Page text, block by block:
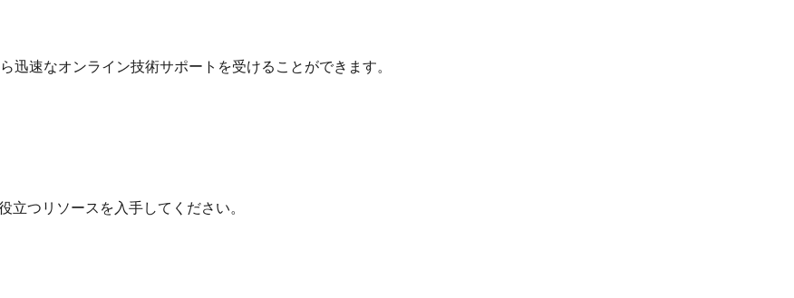
速なオンライン技術サポートを受けることができます。
つリソースを入手してください。